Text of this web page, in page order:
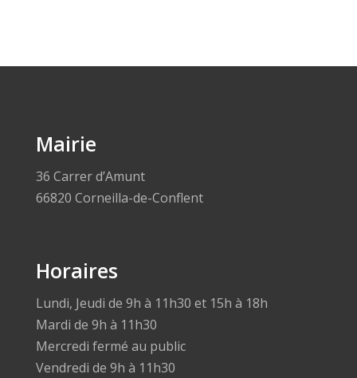
Mairie
36 Carrer d’Amunt
66820 Corneilla-de-Conflent
Horaires
Lundi, Jeudi de 9h à 11h30 et 15h à 18h
Mardi de 9h à 11h30
Mercredi fermé au public
Vendredi de 9h à 11h30